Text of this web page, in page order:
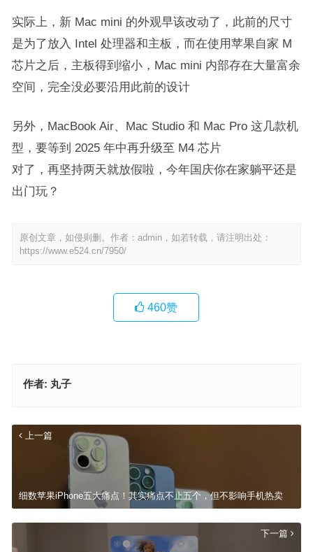
实际上，新 Mac mini 的外观早该改动了，此前的尺寸
是为了放入 Intel 处理器和主板，而在使用苹果自家 M
芯片之后，主板得到缩小，Mac mini 内部存在大量富余
空间，完全没必要沿用此前的设计
另外，MacBook Air、Mac Studio 和 Mac Pro 这几款机
型，要等到 2025 年中再升级至 M4 芯片
对了，再坚持两天就放假啦，今年国庆你在家躺平还是
出门玩？
原创文章，如侵则删。作者：admin，如若转载，请注明出处：
https://www.e524.cn/7950/
460赞
作者: 丸子
上一篇
细数苹果iPhone五大痛点！其实痛点不止五个，但不影响手机热卖
下一篇